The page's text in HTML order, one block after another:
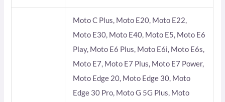
Moto C Plus, Moto E20, Moto E22,
Moto E30, Moto E40, Moto E5, Moto E6
Play, Moto E6 Plus, Moto E6i, Moto E6s,
Moto E7, Moto E7 Plus, Moto E7 Power,
Moto Edge 20, Moto Edge 30, Moto
Edge 30 Pro, Moto G 5G Plus, Moto